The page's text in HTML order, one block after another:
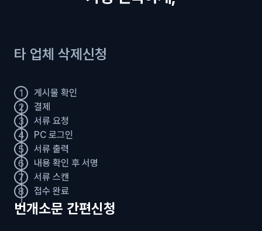
타 업체 삭제신청
1 게시물 확인
2 결제
3 서류 요청
4 PC 로그인
5 서류 출력
6 내용 확인 후 서명
7 서류 스캔
8 접수 완료
번개소문 간편신청